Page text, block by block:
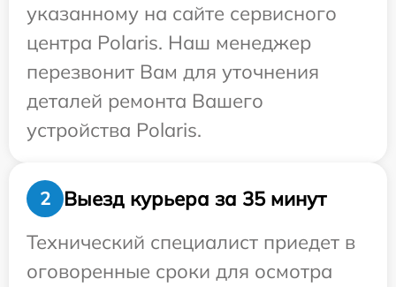
указанному на сайте сервисного
центра Polaris. Наш менеджер
перезвонит Вам для уточнения
деталей ремонта Вашего
устройства Polaris.
2
Выезд курьера за 35 минут
Технический специалист приедет в
оговоренные сроки для осмотра